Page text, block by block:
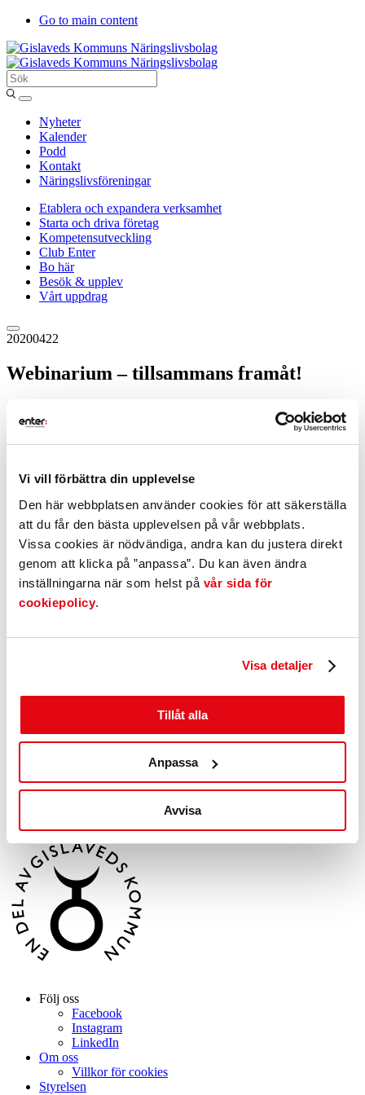
Vi vill förbättra din upplevelse
Den här webbplatsen använder cookies för att säkerställa
att du får den bästa upplevelsen på vår webbplats.
Vissa cookies är nödvändiga, andra kan du justera direkt
genom att klicka på ”anpassa”. Du kan även ändra
inställningarna när som helst på vår sida för
cookiepolicy.
Visa detaljer
Tillåt alla
Anpassa
Avvisa
Go to main content
Sök
Entergislaved
Nyheter
Kalender
Podd
Kontakt
Näringslivsföreningar
Etablera och expandera verksamhet
Starta och driva företag
Kompetensutveckling
Club Enter
Bo här
Besök & upplev
Vårt uppdrag
20200422
Webinarium – tillsammans framåt!
Börjar: 2020-04-30 08:30:00
Slutar: 2020-04-30 09:30:00
I samarbete med Jonas Gallneby från FinnvedenSäljkraft och
webinarium som riktar sig till företag och anställda i
Gnosjöregionen.
Webinariet baseras på Martins bok DubbeltEffektiv och förklarar
vad Scania har gjort för att nå en långsiktig mästarposition i världens
mest konkurrensutsatta bransch.
Se fler kalendrar
Dela inlägget:
Starta företag
Kontakta oss
332 30 Gislaved
Följ oss
Facebook
Instagram
LinkedIn
Om oss
Villkor för cookies
Styrelsen